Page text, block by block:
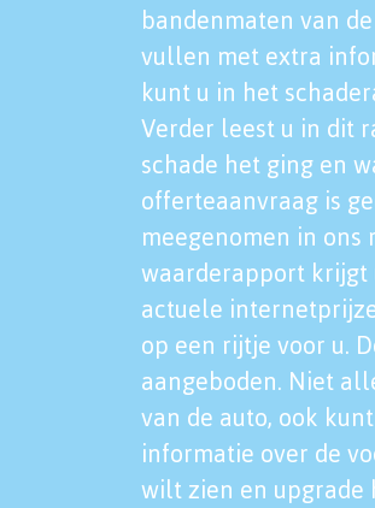
bandenmaten van
vullen met extra
kunt u in het
Verder leest u in dit
schade het ging en
offerteaanvraag is
meegenomen in
waarderapport krijgt
actuele
op een rijtje voor u.
aangeboden. Niet
van de auto, ook
informatie over de
wilt zien en upgrade